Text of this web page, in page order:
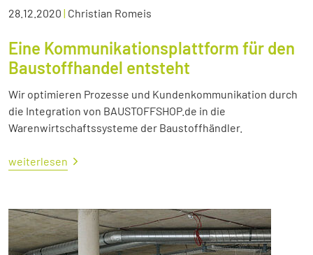
28.12.2020 | Christian Romeis
Eine Kommunikationsplattform für den
Baustoffhandel entsteht
Wir optimieren Prozesse und Kundenkommunikation durch
die Integration von BAUSTOFFSHOP.de in die
Warenwirtschaftssysteme der Baustoffhändler.
weiterlesen